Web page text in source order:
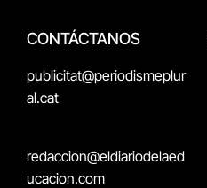
CONTÁCTANOS
publicitat@periodismeplur
al.cat
redaccion@eldiariodelaed
ucacion.com